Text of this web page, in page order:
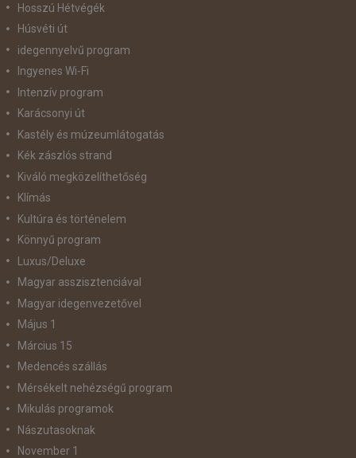
Hosszú Hétvégék
Húsvéti út
idegennyelvű program
Ingyenes Wi-Fi
Intenzív program
Karácsonyi út
Kastély és múzeumlátogatás
Kék zászlós strand
Kiváló megközelíthetőség
Klímás
Kultúra és történelem
Könnyű program
Luxus/Deluxe
Magyar asszisztenciával
Magyar idegenvezetővel
Május 1
Március 15
Medencés szállás
Mérsékelt nehézségű program
Mikulás programok
Nászutasoknak
November 1